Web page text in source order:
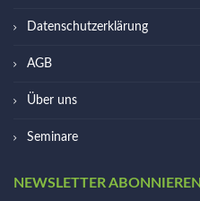
Datenschutzerklärung
AGB
Über uns
Seminare
NEWSLETTER ABONNIEREN